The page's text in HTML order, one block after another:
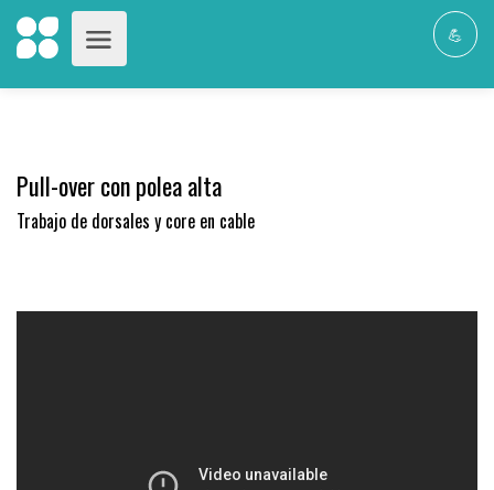
💪
Pull-over con polea alta
Trabajo de dorsales y core en cable